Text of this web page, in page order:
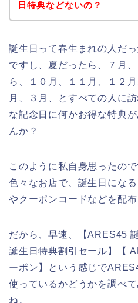
日特典などないの？
誕生日って春生まれの人だ
ですし、夏だったら、７月
ら、１０月、１１月、１２
月、３月、とすべての人に
な記念日に何かお得な特典
んか？
このように私自身思ったの
色々なお店で、誕生日にな
やクーポンコードなどを配布
だから、早速、【ARES45
誕生日特典割引セール】【
ーポン】という感じで
使っているかどうかを調べ
ね。